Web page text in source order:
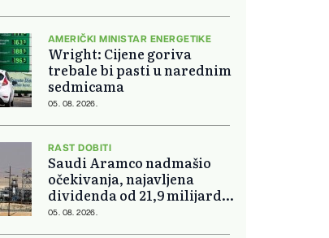
AMERIČKI MINISTAR ENERGETIKE
Wright: Cijene goriva
trebale bi pasti u narednim
sedmicama
05. 08. 2026.
RAST DOBITI
Saudi Aramco nadmašio
očekivanja, najavljena
dividenda od 21,9 milijardi
dolara
05. 08. 2026.